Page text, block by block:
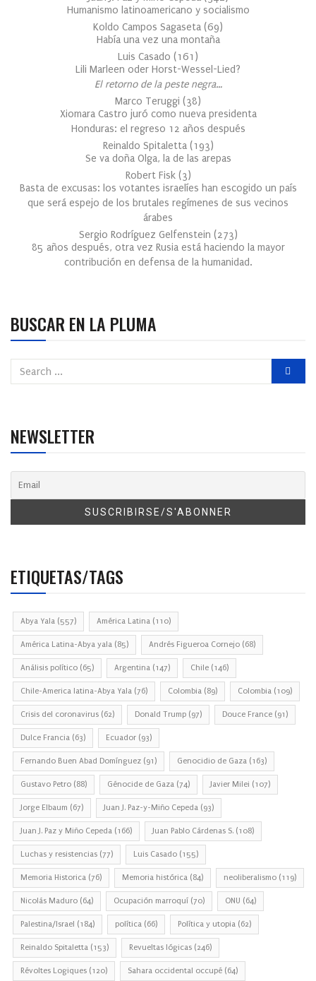
Humanismo latinoamericano y socialismo
Koldo Campos Sagaseta (69)
Había una vez una montaña
Luis Casado (161 )
Lili Marleen oder Horst-Wessel-Lied?
El retorno de la peste negra…
Marco Teruggi (38)
Xiomara Castro juró como nueva presidenta
Honduras: el regreso 12 años después
Reinaldo Spitaletta (193)
Se va doña Olga, la de las arepas
Robert Fisk (3)
Basta de excusas: los votantes israelíes han escogido un país
que será espejo de los brutales regímenes de sus vecinos
árabes
Sergio Rodríguez Gelfenstein (273)
85 años después, otra vez Rusia está haciendo la mayor
contribución en defensa de la humanidad.
BUSCAR EN LA PLUMA
NEWSLETTER
ETIQUETAS/TAGS
Abya Yala (557) América Latina (110)
América Latina-Abya yala (85) Andrés Figueroa Cornejo (68)
Análisis político (65) Argentina (147) Chile (146)
Chile-America latina-Abya Yala (76) Colombia (89) Colombia (109)
Crisis del coronavirus (62) Donald Trump (97) Douce France (91)
Dulce Francia (63) Ecuador (93)
Fernando Buen Abad Domínguez (91) Genocidio de Gaza (163)
Gustavo Petro (88) Génocide de Gaza (74) Javier Milei (107)
Jorge Elbaum (67) Juan J. Paz-y-Miño Cepeda (93)
Juan J. Paz y Miño Cepeda (166) Juan Pablo Cárdenas S. (108)
Luchas y resistencias (77) Luis Casado (155)
Memoria Historica (76) Memoria histórica (84) neoliberalismo (119)
Nicolás Maduro (64) Ocupación marroquí (70) ONU (64)
Palestina/Israel (184) política (66) Política y utopia (62)
Reinaldo Spitaletta (153) Revueltas lógicas (246)
Révoltes Logiques (120) Sahara occidental occupé (64)